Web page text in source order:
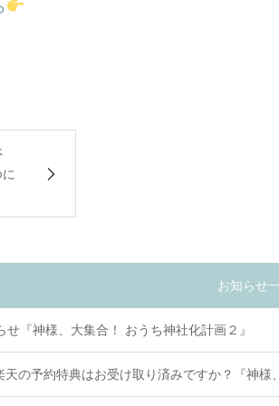
お知らせ
せ『神様、大集合！ おうち神社化計画２』